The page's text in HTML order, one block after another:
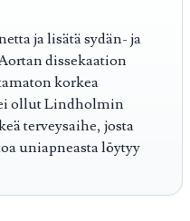
ja lisätä sydän- ja
dissekaation
korkea
ollut Lindholmin
terveysaihe, josta
uniapneasta löytyy